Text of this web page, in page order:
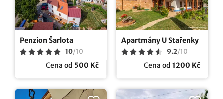
Penzion Šarlota
10/10
Cena od 500 Kč
Apartmány U Stařenky
9.2/10
Cena od 1200 Kč